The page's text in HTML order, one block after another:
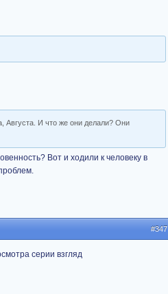
Августа. И что же они делали? Они
Вот и ходили к человеку в
#347
серии взгляд